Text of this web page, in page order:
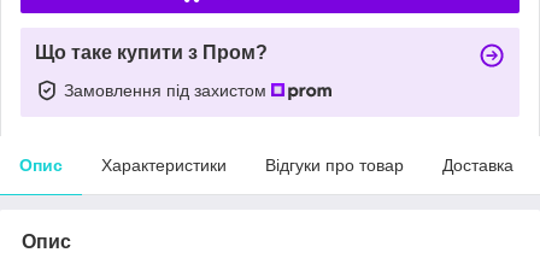
Що таке купити з Пром?
Замовлення під захистом
Опис Характеристики Відгуки про товар Доставка
Опис